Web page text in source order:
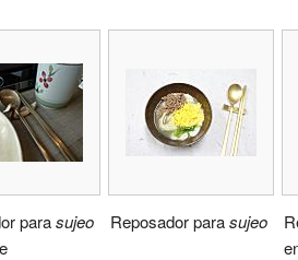
parasujeo
Reposador parasujeo